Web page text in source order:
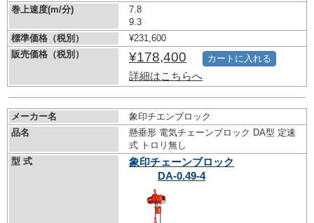
巻上速度(m/分)
7.8
9.3
標準価格（税別）
¥231,600
販売価格（税別）
¥178,400
詳細はこちらへ
カートに入れる
メーカー名
象印チエンブロック
品名
懸垂形 電気チェーンブロック DA型 定速
式 トロリ無し
型 式
象印チェーンブロック
DA-0.49-4